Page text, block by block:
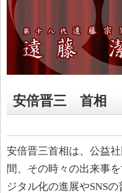
安倍晋三 首相
安倍晋三首相は、公益
間、その時々の出来事
ジタル化の進展やSNS